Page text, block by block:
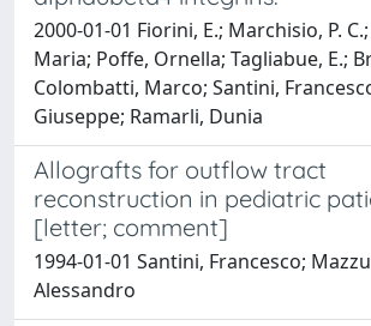
2000-01-01 Fiorini, E.; Marchisio, P.
Maria; Poffe, Ornella; Tagliabue, E.;
Colombatti, Marco; Santini,
Giuseppe; Ramarli, Dunia
Allografts for outflow tract
reconstruction in pediatric
[letter; comment]
1994-01-01 Santini, Francesco;
Alessandro